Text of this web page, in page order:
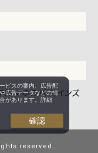
マホロバ・マインズ
reserved.
ビスの案内、広告配
広告データなどの情
があります。詳細
確認